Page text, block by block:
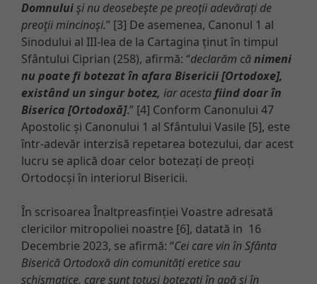
Domnuluişi nu deosebeşte pe preoţii adevăraţi de
preoţii mincinoşi.” [3] De asemenea, Canonul 1 al
Sinodului al III-lea de la Cartagina ținut în timpul
Sfântului Ciprian (258), afirmă: “declarăm cănimeni
nu poate fi botezat în afara Bisericii [Ortodoxe],
existând un singur botez, iar acesta fiind doar în
Biserica [Ortodoxă].” [4] Conform Canonului 47
Apostolic și Canonului 1 al Sfântului Vasile [5], este
într-adevăr interzisă repetarea botezului, dar acest
lucru se aplică doar celor botezați de preoți
Ortodocși în interiorul Bisericii.
În scrisoarea Înaltpreasfinției Voastre adresată
clericilor mitropoliei noastre [6], datată in 16
Decembrie 2023, se afirmă: “Cei care vin în Sfânta
Biserică Ortodoxă din comunități eretice sau
schismatice, care sunt totuși botezați în apă și în